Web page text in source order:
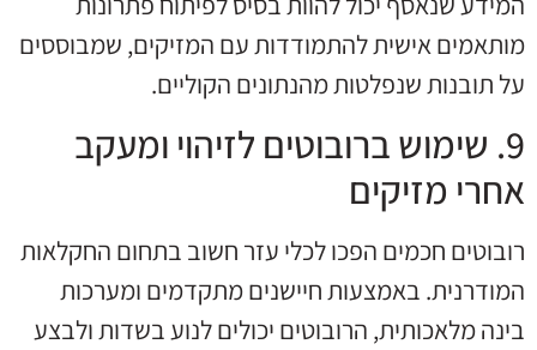
מותאמים אישית להתמודדות עם המזיקים, שמבוססים
על תובנות שנפלטות מהנתונים הקוליים.
9. שימוש ברובוטים לזיהוי ומעקב
אחרי מזיקים
רובוטים חכמים הפכו לכלי עזר חשוב בתחום החקלאות
המודרנית. באמצעות חיישנים מתקדמים ומערכות
בינה מלאכותית, הרובוטים יכולים לנוע בשדות ולבצע